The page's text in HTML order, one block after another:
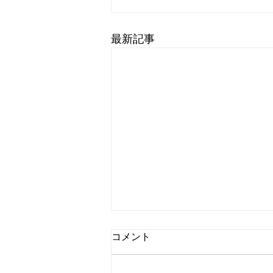
最新記事
☆小梅日記☆災害の怖さ
毎日毎日暑いしか言葉が出ない位
コメント